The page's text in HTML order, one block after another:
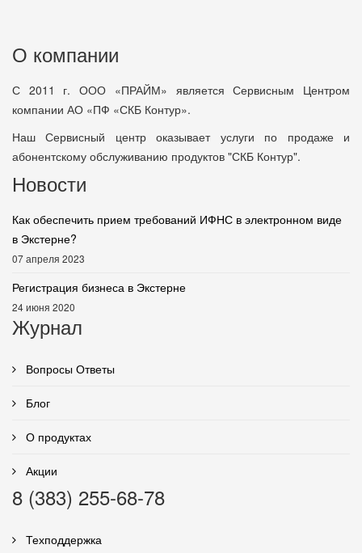
О компании
С 2011 г. ООО «ПРАЙМ» является Сервисным Центром
компании АО «ПФ «СКБ Контур».
Наш Сервисный центр оказывает услуги по продаже и
абонентскому обслуживанию продуктов "СКБ Контур".
Новости
Как обеспечить прием требований ИФНС в электронном виде
в Экстерне?
07 апреля 2023
Регистрация бизнеса в Экстерне
24 июня 2020
Журнал
Вопросы Ответы
Блог
О продуктах
Акции
8 (383) 255-68-78
Техподдержка